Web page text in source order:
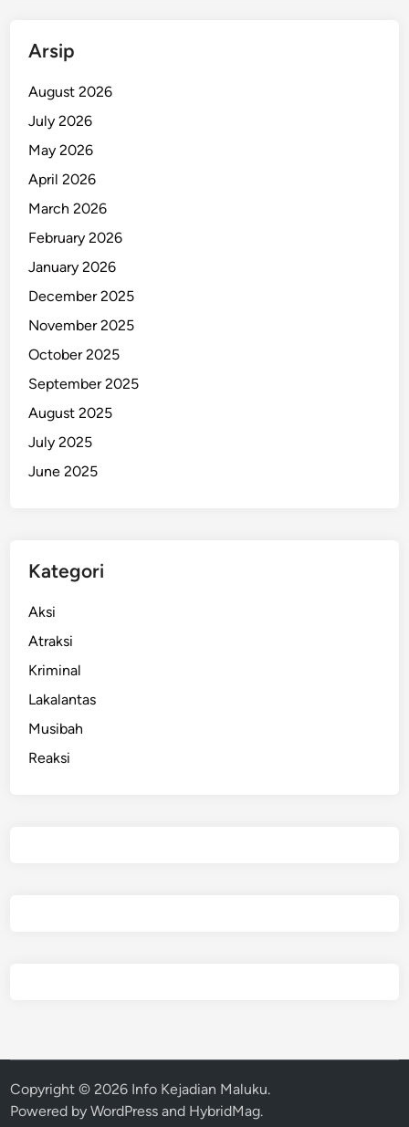
r
k
o
b
i
P
o
s
i
d
n
M
o
o
Arsip
August 2026
July 2026
May 2026
April 2026
March 2026
February 2026
January 2026
December 2025
November 2025
October 2025
September 2025
August 2025
July 2025
June 2025
Kategori
Aksi
Atraksi
Kriminal
Lakalantas
Musibah
Reaksi
Copyright © 2026 Info Kejadian Maluku.
Powered byWordPress and HybridMag.